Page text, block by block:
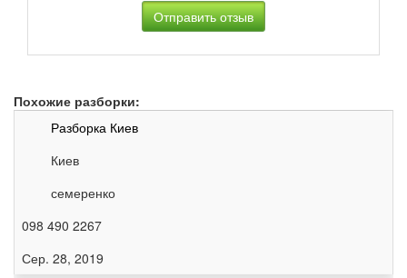
Похожие разборки:
Разборка Киев
Киев
семеренко
098 490 2267
Сер. 28, 2019